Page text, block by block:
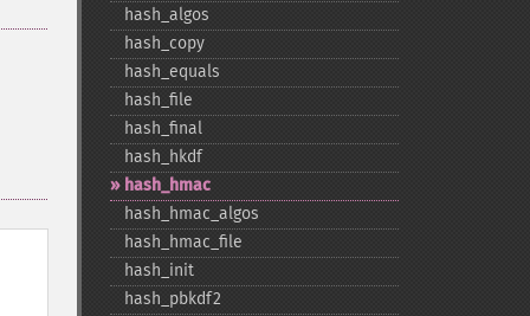
hash_​algos
hash_​copy
hash_​equals
hash_​file
hash_​final
hash_​hkdf
hash_​hmac
hash_​hmac_​algos
hash_​hmac_​file
hash_​init
hash_​pbkdf2